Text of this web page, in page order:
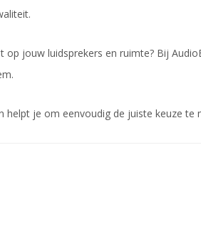
jouw luidsprekers en ruimte? Bij
je om eenvoudig de juiste keuze te